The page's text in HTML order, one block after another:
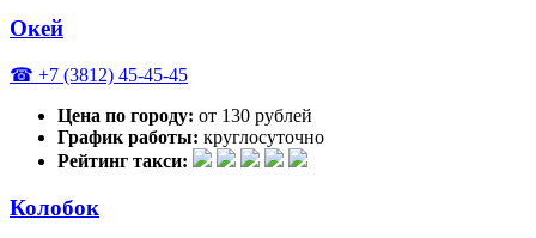
Окей
☎ +7 (3812) 45-45-45
Цена по городу: от 130 рублей
График работы: круглосуточно
Рейтинг такси:
Колобок